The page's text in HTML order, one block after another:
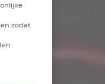
zodat